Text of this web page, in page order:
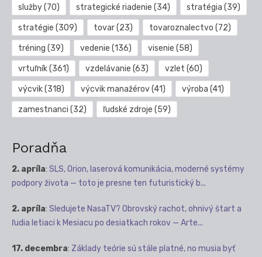
služby(70) strategické riadenie (34) stratégia (39)
stratégie (309) tovar(23) tovaroznalectvo (72)
tréning (39) vedenie (136) visenie (58)
vrtuľník(361) vzdelávanie (63) vzlet (60)
výcvik(318) výcvik manažérov(41) výroba (41)
zamestnanci (32) ľudské zdroje (59)
Poradňa
2. apríla: SLS, Orion, laserová komunikácia, moderné systémy
podpory života — toto je presne ten futuristický b...
2. apríla: Sledujete NasaTV? Obrovský rachot, ohnivý štart a
ľudia letiaci k Mesiacu po desiatkach rokov — Arte...
17. decembra: Základy teórie sú stále platné, no musia byť